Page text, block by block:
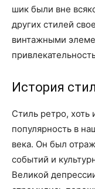
шик были вне
других стилей
винтажными
История
Стиль ретро, хоть
популярность в
века. Он был
событий и
Великой